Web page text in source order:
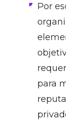
Por
para